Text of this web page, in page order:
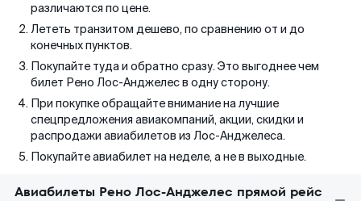
различаются по цене.
Лететь транзитом дешево, по сравнению от и до
конечных пунктов.
Покупайте туда и обратно сразу. Это выгоднее чем
билет Рено Лос-Анджелес в одну сторону.
При покупке обращайте внимание на лучшие
спецпредложения авиакомпаний, акции, скидки и
распродажи авиабилетов из Лос-Анджелеса.
Покупайте авиабилет на неделе, а не в выходные.
Авиабилеты Рено Лос-Анджелес прямой рейс